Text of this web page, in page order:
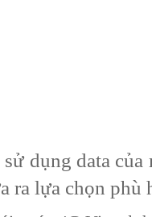
dụng data
ra lựa chọn phù